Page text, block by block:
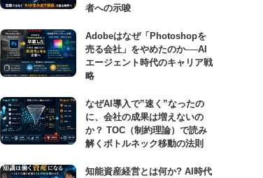
者への示唆
Adobeはなぜ「Photoshopを
売る会社」をやめたのか──AI
エージェント時代のキャリア戦
略
なぜAI導入で”速く”なったの
に、会社の成果は増えないの
か？ TOC（制約理論）で読み
解くボトルネック移動の法則
知能資産経営とは何か? AI時代